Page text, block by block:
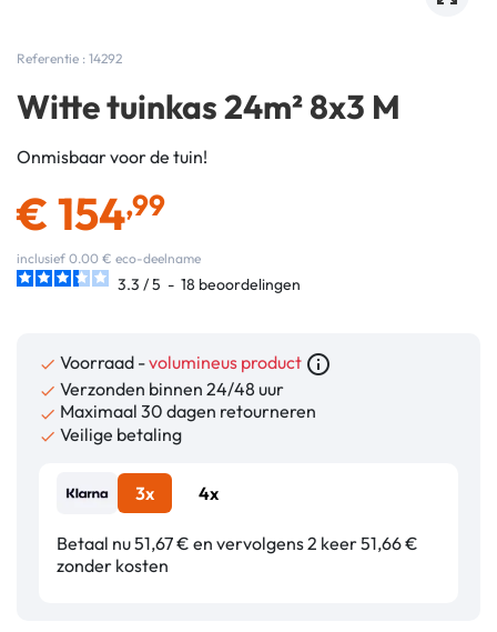
Referentie : 14292
Witte tuinkas 24m² 8x3 M
Onmisbaar voor de tuin!
€ 154,99
inclusief 0.00 € eco-deelname
3.3 /5 - 18 beoordelingen
 Voorraad -volumineus product info_outline
 Verzonden binnen 24/48 uur
 Maximaal 30 dagen retourneren
 Veilige betaling
3x 4x
Betaal nu 51,67 € en vervolgens 2 keer 51,66 €
zonder kosten